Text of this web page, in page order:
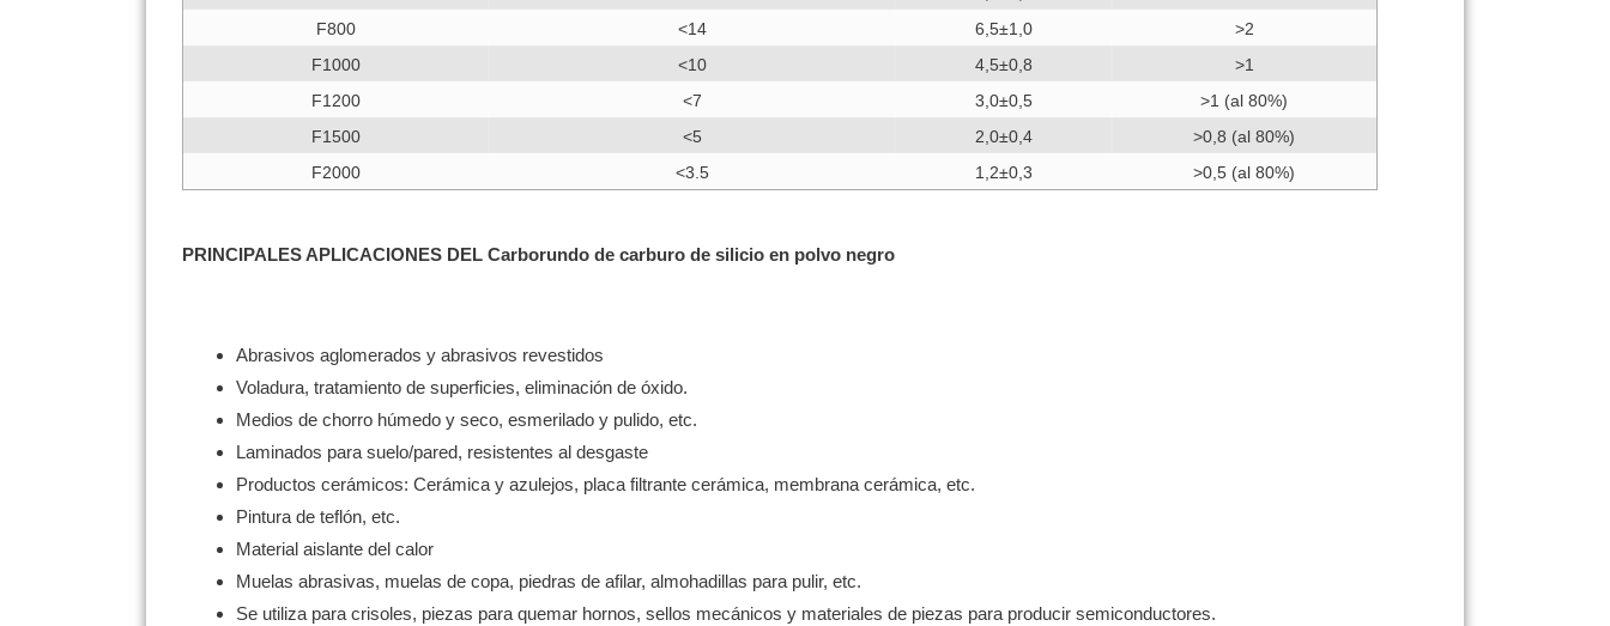
F800
<14 6,5±1,0
>2
F1000
<10 4,5±0,8
>1
F1200
<7 3,0±0,5
>1 (al 80%)
F1500
<5 2,0±0,4
>0,8 (al 80%)
F2000
<3.5 1,2±0,3 >0,5 (al 80%)
PRINCIPALES APLICACIONES DEL Carborundo de carburo de silicio en polvo negro
Abrasivos aglomerados y abrasivos revestidos
Voladura, tratamiento de superficies, eliminación de óxido.
Medios de chorro húmedo y seco, esmerilado y pulido, etc.
Laminados para suelo/pared, resistentes al desgaste
Productos cerámicos: Cerámica y azulejos, placa filtrante cerámica, membrana cerámica, etc.
Pintura de teflón, etc.
Material aislante del calor
Muelas abrasivas, muelas de copa, piedras de afilar, almohadillas para pulir, etc.
Se utiliza para crisoles, piezas para quemar hornos, sellos mecánicos y materiales de piezas para producir semiconductores.